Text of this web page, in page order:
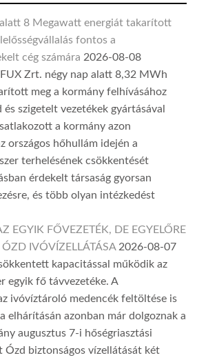
8 Megawatt energiát takarított
fontos a
cég számára 2026-08-08
Zrt. négy nap alatt 8,32 MWh
meg a kormány felhívásához
és szigetelt vezetékek gyártásával
a kormány azon
országos hőhullám idején a
terhelésének csökkentését
érdekelt társaság gyorsan
és több olyan intézkedést
EGYIK FŐVEZETÉK, DE EGYELŐRE
ÓZD IVÓVÍZELLÁTÁSA 2026-08-07
kapacitással működik az
egyik fő távvezetéke. A
ivóvíztároló medencék feltöltése is
elhárításán azonban már dolgoznak a
augusztus 7-i hőségriasztási
Ózd biztonságos vízellátását két